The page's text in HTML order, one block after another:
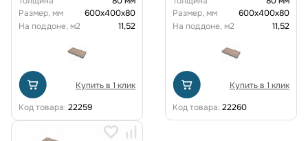
Размер, мм
600х400х80
На поддоне, м2
11,52
Купить в 1 клик
Код товара: 22259
Размер, мм
600х400х80
На поддоне, м2
11,52
Купить в 1 клик
Код товара: 22260